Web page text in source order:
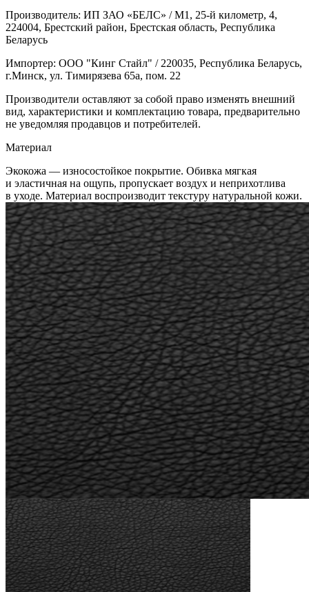
Производитель: ИП ЗАО «БЕЛС» / М1, 25-й километр, 4,
224004, Брестский район, Брестская область, Республика
Беларусь
Импортер: ООО "Кинг Стайл" / 220035, Республика Беларусь,
г.Минск, ул. Тимирязева 65а, пом. 22
Производители оставляют за собой право изменять внешний
вид, характеристики и комплектацию товара, предварительно
не уведомляя продавцов и потребителей.
Материал
Экокожа — износостойкое покрытие. Обивка мягкая
и эластичная на ощупь, пропускает воздух и неприхотлива
в уходе. Материал воспроизводит текстуру натуральной кожи.